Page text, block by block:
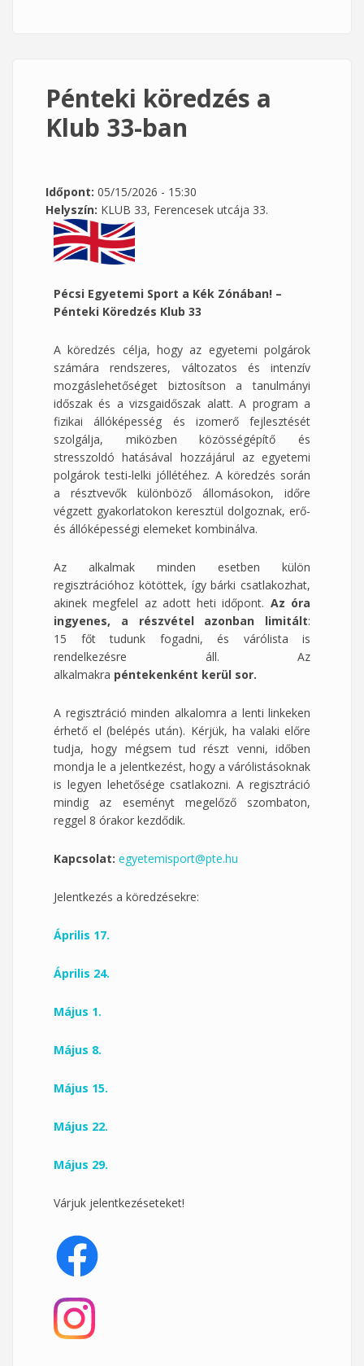
Pénteki köredzés a
Klub 33-ban
Időpont: 05/15/2026 - 15:30
Helyszín: KLUB 33, Ferencesek utcája 33.
Pécsi Egyetemi Sport a Kék Zónában! –
Pénteki Köredzés Klub 33
A köredzés célja, hogy az egyetemi polgárok
számára rendszeres, változatos és intenzív
mozgáslehetőséget biztosítson a tanulmányi
időszak és a vizsgaidőszak alatt. A program a
fizikai állóképesség és izomerő fejlesztését
szolgálja, miközben közösségépítő és
stresszoldó hatásával hozzájárul az egyetemi
polgárok testi-lelki jóllétéhez. A köredzés során
a résztvevők különböző állomásokon, időre
végzett gyakorlatokon keresztül dolgoznak, erő-
és állóképességi elemeket kombinálva.
Az alkalmak minden esetben külön
regisztrációhoz kötöttek, így bárki csatlakozhat,
akinek megfelel az adott heti időpont. Az óra
ingyenes, a részvétel azonban limitált:
15 főt tudunk fogadni, és várólista is
rendelkezésre áll. Az
alkalmakra péntekenként kerül sor.
A regisztráció minden alkalomra a lenti linkeken
érhető el (belépés után). Kérjük, ha valaki előre
tudja, hogy mégsem tud részt venni, időben
mondja le a jelentkezést, hogy a várólistásoknak
is legyen lehetősége csatlakozni. A regisztráció
mindig az eseményt megelőző szombaton,
reggel 8 órakor kezdődik.
Kapcsolat: egyetemisport@pte.hu
Jelentkezés a köredzésekre:
Április 17.
Április 24.
Május 1.
Május 8.
Május 15.
Május 22.
Május 29.
Várjuk jelentkezéseteket!